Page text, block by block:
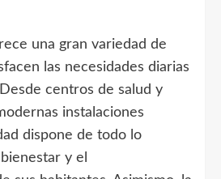
una gran variedad de
las necesidades diarias
centros de salud y
instalaciones
dispone de todo lo
y el